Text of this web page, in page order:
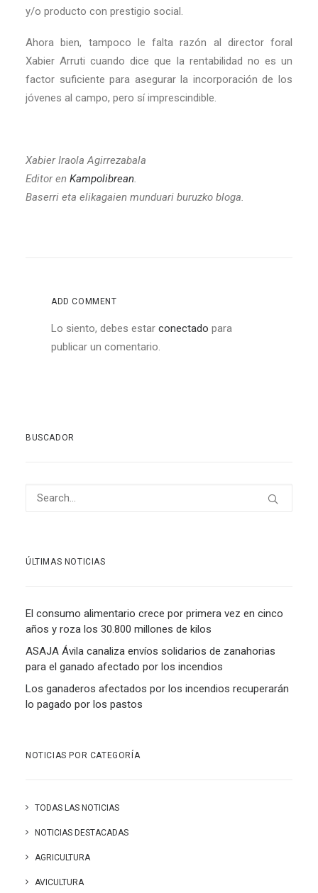
y/o producto con prestigio social.
Ahora bien, tampoco le falta razón al director foral
Xabier Arruti cuando dice que la rentabilidad no es un
factor suficiente para asegurar la incorporación de los
jóvenes al campo, pero sí imprescindible.
Xabier Iraola Agirrezabala
Editor en Kampolibrean.
Baserri eta elikagaien munduari buruzko bloga.
ADD COMMENT
Lo siento, debes estar conectado para
publicar un comentario.
BUSCADOR
ÚLTIMAS NOTICIAS
El consumo alimentario crece por primera vez en cinco
años y roza los 30.800 millones de kilos
ASAJA Ávila canaliza envíos solidarios de zanahorias
para el ganado afectado por los incendios
Los ganaderos afectados por los incendios recuperarán
lo pagado por los pastos
NOTICIAS POR CATEGORÍA
TODAS LAS NOTICIAS
NOTICIAS DESTACADAS
AGRICULTURA
AVICULTURA